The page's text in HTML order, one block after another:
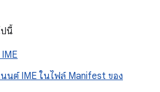
นี้
นนต์ IME ในไฟล์ Manifest ของ